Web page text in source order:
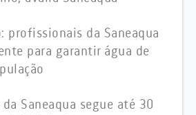
profissionais da Saneaqua
para garantir água de
da Saneaqua segue até 30